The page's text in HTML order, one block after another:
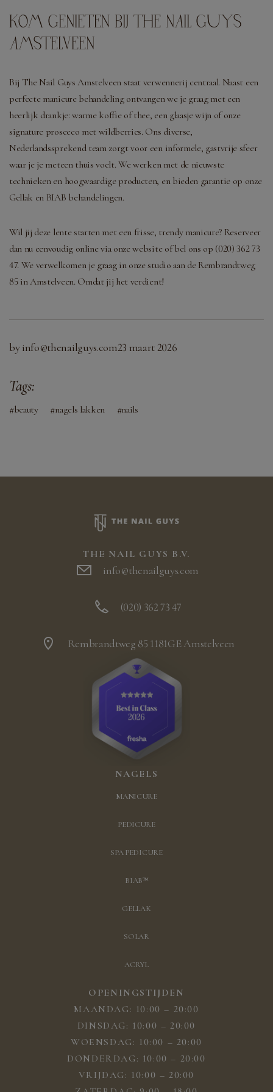
KOM GENIETEN BIJ THE NAIL GUYS
AMSTELVEEN
Bij The Nail Guys Amstelveen staat verwennerij centraal. Naast een
perfecte manicure behandeling ontvangen we je graag met een
heerlijk drankje: warme koffie of thee, een glaasje wijn of onze
signature prosecco met wildberries. Ons diverse,
Nederlandssprekend team zorgt voor een informele, gastvrije sfeer
waar je je meteen thuis voelt. We werken met de nieuwste
technieken en hoogwaardige producten, en bieden garantie op onze
Gellak en BIAB behandelingen.
Wil jij deze lente starten met een frisse, trendy manicure? Reserveer
dan nu eenvoudig online via onze website of bel ons op (020) 362 73
47. We verwelkomen je graag in onze studio aan de Rembrandtweg
85 in Amstelveen. Omdat jij het verdient!
byinfo@thenailguys.com23 maart 2026
Tags:
beauty nagels lakken nails
THE NAIL GUYS B.V.
info@thenailguys.com
(020) 362 73 47
Rembrandtweg 85 1181GE Amstelveen
NAGELS
MANICURE
PEDICURE
SPA PEDICURE
BIAB™
GELLAK
SOLAR
ACRYL
OPENINGSTIJDEN
MAANDAG: 10:00 – 20:00
DINSDAG: 10:00 – 20:00
WOENSDAG: 10:00 – 20:00
DONDERDAG: 10:00 – 20:00
VRIJDAG: 10:00 – 20:00